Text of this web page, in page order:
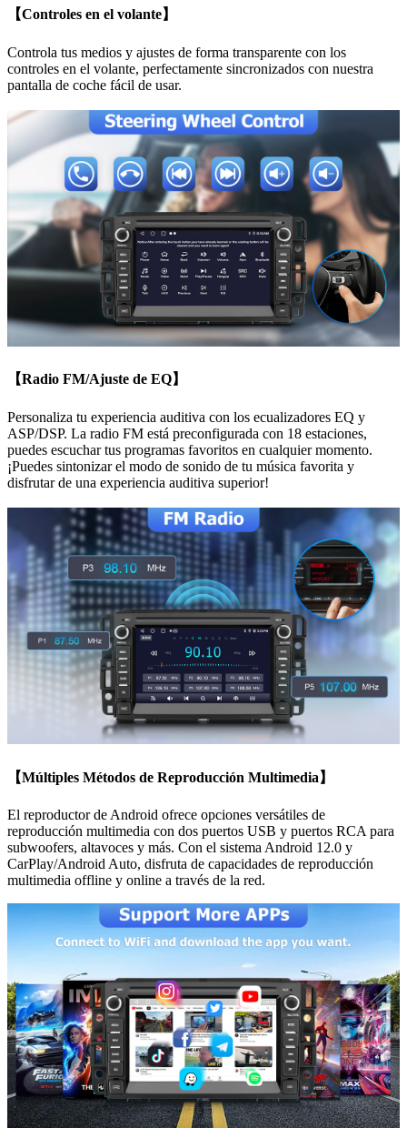
【Controles en el volante】
Controla tus medios y ajustes de forma transparente con los
controles en el volante, perfectamente sincronizados con nuestra
pantalla de coche fácil de usar.
【Radio FM/Ajuste de EQ】
Personaliza tu experiencia auditiva con los ecualizadores EQ y
ASP/DSP. La radio FM está preconfigurada con 18 estaciones,
puedes escuchar tus programas favoritos en cualquier momento.
¡Puedes sintonizar el modo de sonido de tu música favorita y
disfrutar de una experiencia auditiva superior!
【Múltiples Métodos de Reproducción Multimedia】
El reproductor de Android ofrece opciones versátiles de
reproducción multimedia con dos puertos USB y puertos RCA para
subwoofers, altavoces y más. Con el sistema Android 12.0 y
CarPlay/Android Auto, disfruta de capacidades de reproducción
multimedia offline y online a través de la red.